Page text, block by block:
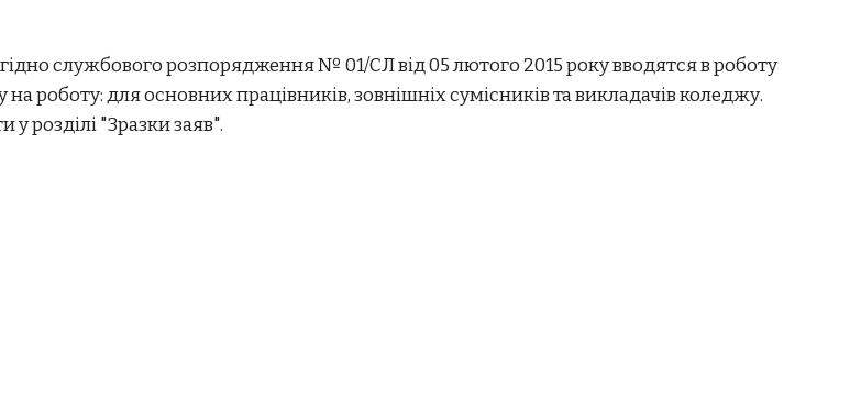
службового розпорядження № 01/СЛ від 05 лютого 2015 року вводятся в роботу
роботу: для основних працівників, зовнішніх сумісників та викладачів коледжу.
у розділі "Зразки заяв".